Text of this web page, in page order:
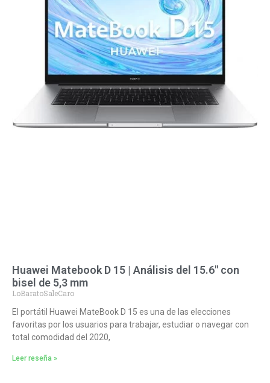
Huawei Matebook D 15 | Análisis del 15.6″ con
bisel de 5,3 mm
LoBaratoSaleCaro
El portátil Huawei MateBook D 15 es una de las elecciones
favoritas por los usuarios para trabajar, estudiar o navegar con
total comodidad del 2020,
Leer reseña »